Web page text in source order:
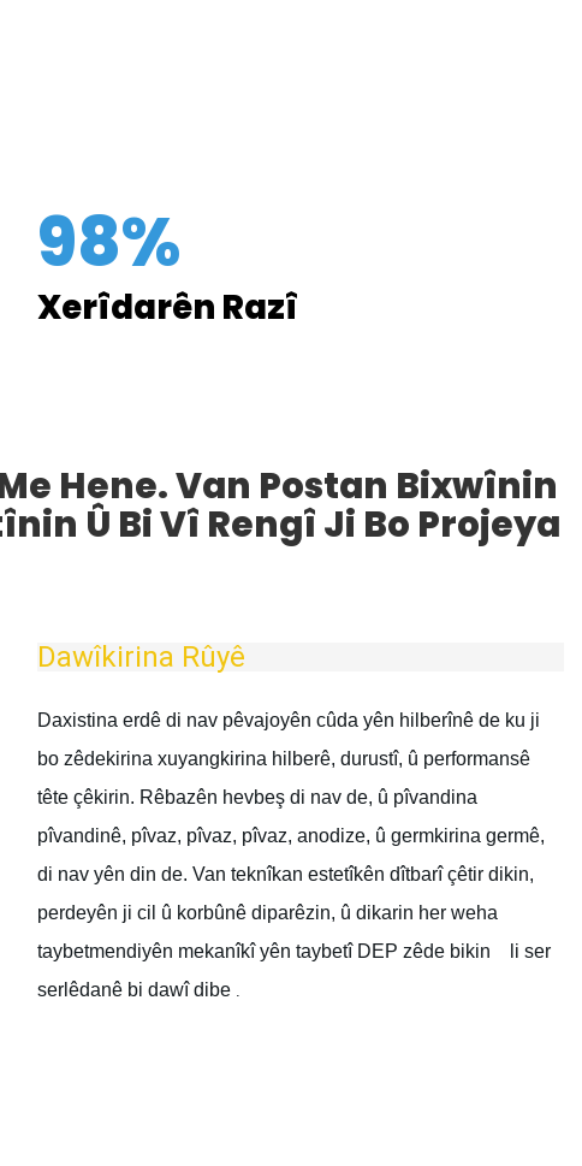
98%
Xerîdarên Razî
Hene. Van Postan Bixwînin
Û Bi Vî Rengî Ji Bo Projeya
Dawîkirina Rûyê
Daxistina erdê di nav pêvajoyên cûda yên hilberînê de ku ji
bo zêdekirina xuyangkirina hilberê, durustî, û performansê
tête çêkirin. Rêbazên hevbeş di nav de, û pîvandina
pîvandinê, pîvaz, pîvaz, pîvaz, anodize, û germkirina germê,
di nav yên din de. Van teknîkan estetîkên dîtbarî çêtir dikin,
perdeyên ji cil û korbûnê diparêzin, û dikarin her weha
taybetmendiyên mekanîkî yên taybetî DEP zêde bikin li ser
serlêdanê bi dawî dibe .